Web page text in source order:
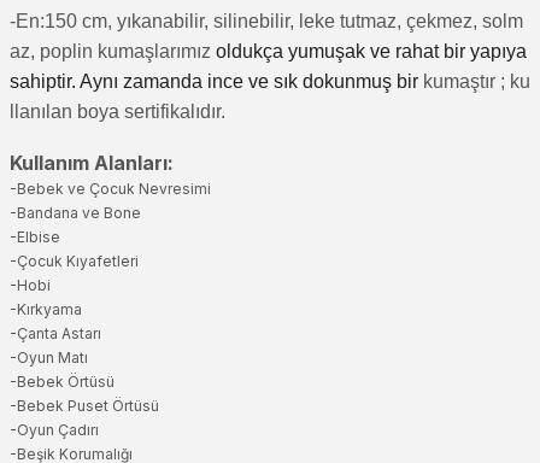
-En:150 cm, yıkanabilir, silinebilir, leke tutmaz, çekmez, solm
az, poplin kumaşlarımız oldukça yumuşak ve rahat bir yapıya
sahiptir. Aynı zamanda ince ve sık dokunmuş bir kumaştır ; ku
llanılan boya sertifikalıdır.
Kullanım Alanları:
-Bebek ve Çocuk Nevresimi
-Bandana ve Bone
-Elbise
-Çocuk Kıyafetleri
-Hobi
-Kırkyama
-Çanta Astarı
-Oyun Matı
-Bebek Örtüsü
-Bebek Puset Örtüsü
-Oyun Çadırı
-Beşik Korumalığı